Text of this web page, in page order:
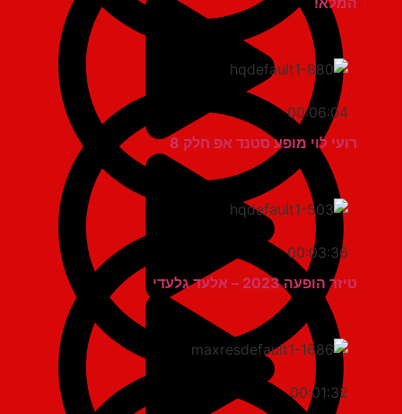
00:06:04
רועי לוי מופע סטנד אפ חלק 8
00:03:36
טיזר הופעה 2023 – אלעד גלעדי
00:01:32